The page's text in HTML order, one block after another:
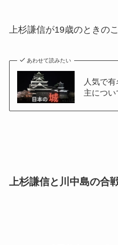
上杉謙信が19歳のときのこ
あわせて読みたい
人気で
主につい
上杉謙信と川中島の合